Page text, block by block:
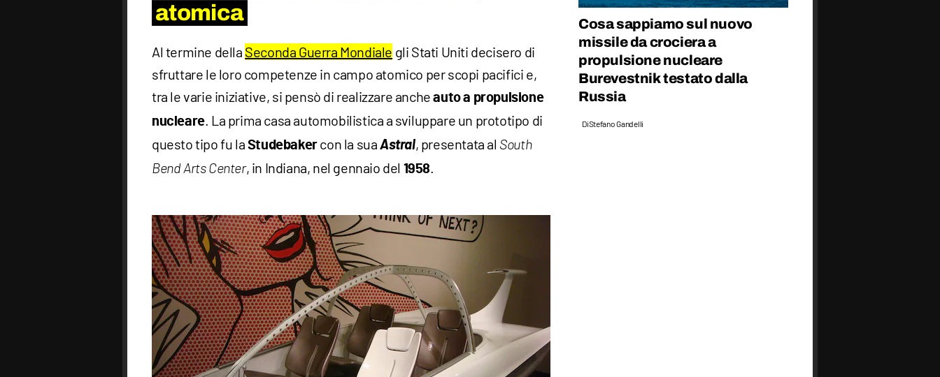
atomica
Al termine della Seconda Guerra Mondiale gli Stati Uniti decisero di
sfruttare le loro competenze in campo atomico per scopi pacifici e,
tra le varie iniziative, si pensò di realizzare anche auto a propulsione
nucleare. La prima casa automobilistica a sviluppare un prototipo di
questo tipo fu la Studebakercon la suaAstral, presentata al South
Bend Arts Center, in Indiana, nel gennaio del 1958.
Cosa sappiamo sul nuovo
missile da crociera a
propulsione nucleare
Burevestnik testato dalla
Russia
DiStefano Gandelli